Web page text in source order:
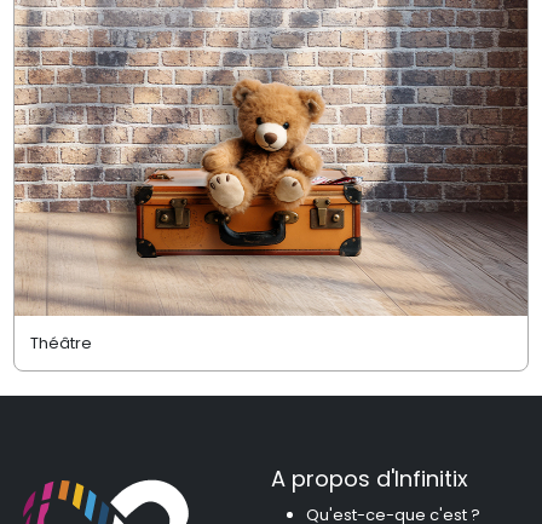
Théâtre
A propos d'Infinitix
Qu'est-ce-que c'est ?